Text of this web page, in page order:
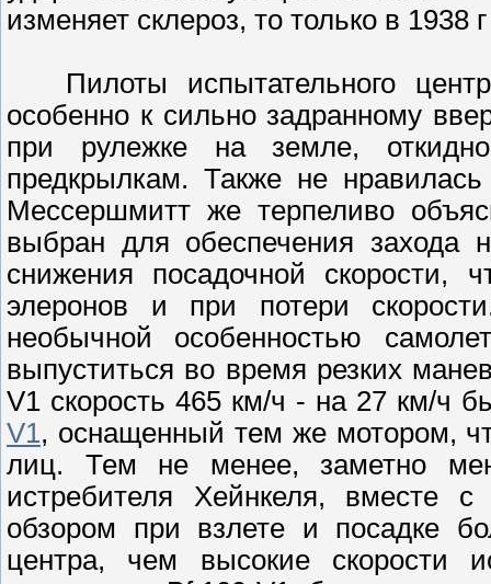
изменяет склероз, то только в 1938
Пилоты испытательного
особенно к сильно задранному
при рулежке на земле,
предкрылкам. Также не
Мессершмитт же терпеливо
выбран для обеспечения захода
снижения посадочной скорости,
элеронов и при потери
необычной особенностью
выпуститься во время резких
V1 скорость 465 км/ч - на 27 км/ч
V1, оснащенный тем же мотором,
лиц. Тем не менее, заметно
истребителя Хейнкеля,
обзором при взлете и посадке
центра, чем высокие скорости